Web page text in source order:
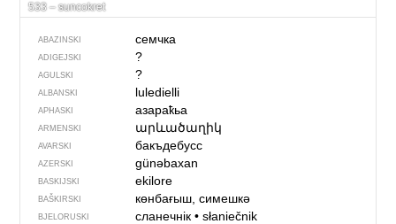
533 – suncokret
ABAZINSKI семчка
ADIGEJSKI ?
AGULSKI ?
ALBANSKI luledielli
APHASKI азараҟьа
ARMENSKI արևածաղիկ
AVARSKI бакъдебусс
AZERSKI günəbaxan
BASKIJSKI ekilore
BAŠKIRSKI көнбағыш, симешкә
BJELORUSKI сланечнік• słaniečnik